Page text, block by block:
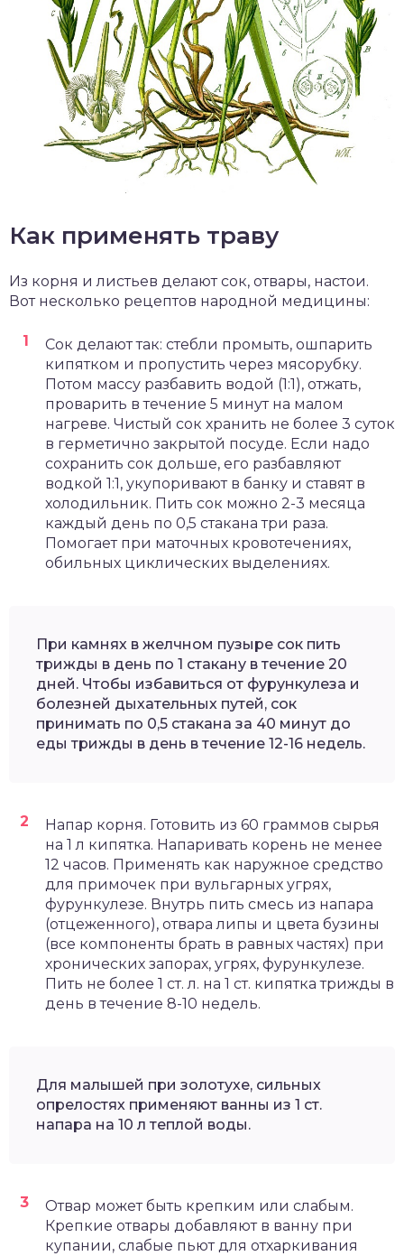
Как применять траву
Из корня и листьев делают сок, отвары, настои.
Вот несколько рецептов народной медицины:
Сок делают так: стебли промыть, ошпарить
кипятком и пропустить через мясорубку.
Потом массу разбавить водой (1:1), отжать,
проварить в течение 5 минут на малом
нагреве. Чистый сок хранить не более 3 суток
в герметично закрытой посуде. Если надо
сохранить сок дольше, его разбавляют
водкой 1:1, укупоривают в банку и ставят в
холодильник. Пить сок можно 2-3 месяца
каждый день по 0,5 стакана три раза.
Помогает при маточных кровотечениях,
обильных циклических выделениях.
При камнях в желчном пузыре сок пить
трижды в день по 1 стакану в течение 20
дней. Чтобы избавиться от фурункулеза и
болезней дыхательных путей, сок
принимать по 0,5 стакана за 40 минут до
еды трижды в день в течение 12-16 недель.
Напар корня. Готовить из 60 граммов сырья
на 1 л кипятка. Напаривать корень не менее
12 часов. Применять как наружное средство
для примочек при вульгарных угрях,
фурункулезе. Внутрь пить смесь из напара
(отцеженного), отвара липы и цвета бузины
(все компоненты брать в равных частях) при
хронических запорах, угрях, фурункулезе.
Пить не более 1 ст. л. на 1 ст. кипятка трижды в
день в течение 8-10 недель.
Для малышей при золотухе, сильных
опрелостях применяют ванны из 1 ст.
напара на 10 л теплой воды.
Отвар может быть крепким или слабым.
Крепкие отвары добавляют в ванну при
купании, слабые пьют для отхаркивания